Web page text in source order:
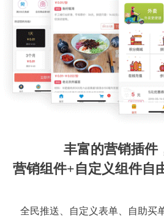
丰富的营销插件
营销组件+自定义组件自
全民推送、自定义表单、自助买